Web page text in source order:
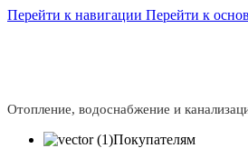
Перейти к навигации Перейти к
Отопление, водоснабжение и
Покупателям